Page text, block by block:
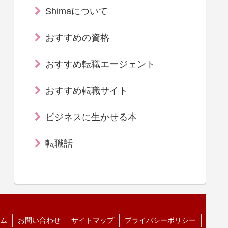
Shimaについて
おすすめの資格
おすすめ転職エージェント
おすすめ転職サイト
ビジネスに生かせる本
転職話
お問い合わせ サイトマップ プライバシーポリシー